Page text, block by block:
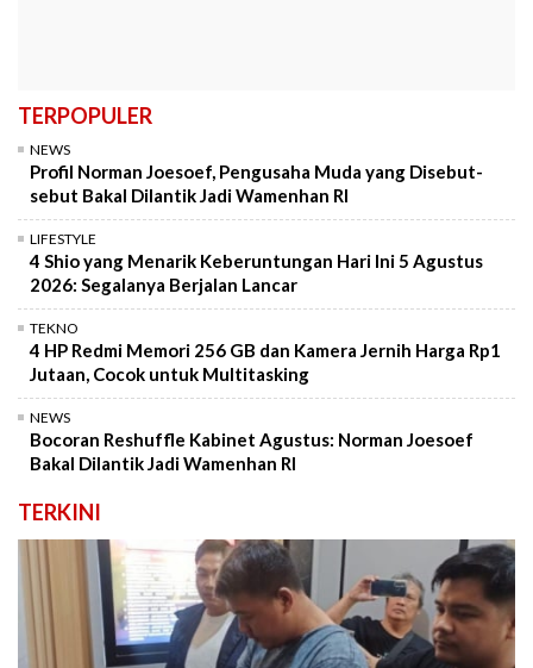
TERPOPULER
NEWS
Profil Norman Joesoef, Pengusaha Muda yang Disebut-
sebut Bakal Dilantik Jadi Wamenhan RI
LIFESTYLE
4 Shio yang Menarik Keberuntungan Hari Ini 5 Agustus
2026: Segalanya Berjalan Lancar
TEKNO
4 HP Redmi Memori 256 GB dan Kamera Jernih Harga Rp1
Jutaan, Cocok untuk Multitasking
NEWS
Bocoran Reshuffle Kabinet Agustus: Norman Joesoef
Bakal Dilantik Jadi Wamenhan RI
TERKINI